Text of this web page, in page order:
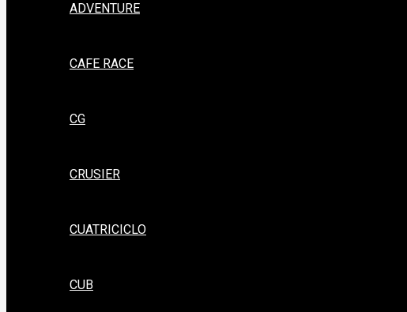
ADVENTURE
CAFE RACE
CG
CRUSIER
CUATRICICLO
CUB